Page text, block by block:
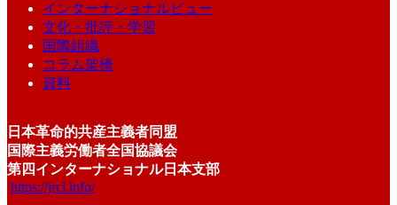
インターナショナルビュー
文化・批評・学習
国際組織
コラム架橋
資料
日本革命的共産主義者同盟
国際主義労働者全国協議会
第四インターナショナル日本支部
https://jrcl.info/